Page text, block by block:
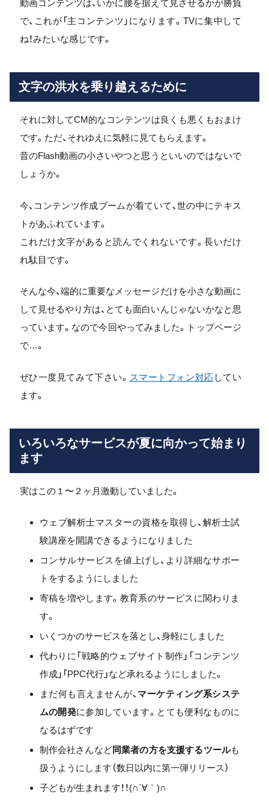
動画コンテンツは、いかに腰を据えて見させるかが勝負
で、これが「主コンテンツ」になります。TVに集中して
ね！みたいな感じです。
文字の洪水を乗り越えるために
それに対してCM的なコンテンツは良くも悪くもおまけ
です。ただ、それゆえに気軽に見てもらえます。
昔のFlash動画の小さいやつと思うといいのではないで
しょうか。
今、コンテンツ作成ブームが着ていて、世の中にテキス
トがあふれています。
これだけ文字があると読んでくれないです。長いだけ
れ駄目です。
そんな今、端的に重要なメッセージだけを小さな動画に
して見せるやり方は、とても面白いんじゃないかなと思
っています。なので今回やってみました。トップページ
で…。
ぜひ一度見てみて下さい。 スマートフォン対応 してい
ます。
いろいろなサービスが夏に向かって始まり
ます
実はこの１〜２ヶ月激動していました。
ウェブ解析士マスターの資格を取得し、解析士試
験講座を開講できるようになりました
コンサルサービスを値上げし、より詳細なサポー
トをするようにしました
寄稿を増やします。教育系のサービスに関わりま
す。
いくつかのサービスを落とし、身軽にしました
代わりに「戦略的ウェブサイト制作」「コンテンツ
作成」「PPC代行」など承れるようにしました。
まだ何も言えませんが、 マーケティング系システ
ムの開発に参加しています。とても便利なものに
なるはずです
制作会社さんなど同業者の方を支援するツールも
扱うようにします（数日以内に第一弾リリース）
子どもが生まれます！！(∩´∀｀)∩